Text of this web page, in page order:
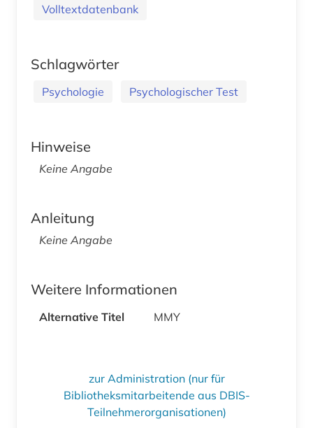
Volltextdatenbank
Schlagwörter
Psychologie Psychologischer Test
Hinweise
Keine Angabe
Anleitung
Keine Angabe
Weitere Informationen
Alternative Titel MMY
zur Administration (nur für
Bibliotheksmitarbeitende aus DBIS-
Teilnehmerorganisationen)